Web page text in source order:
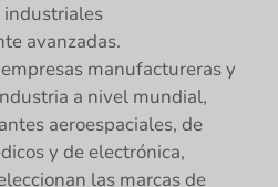
industriales
avanzadas.
manufactureras y
a nivel mundial,
aeroespaciales, de
y de electrónica,
las marcas de